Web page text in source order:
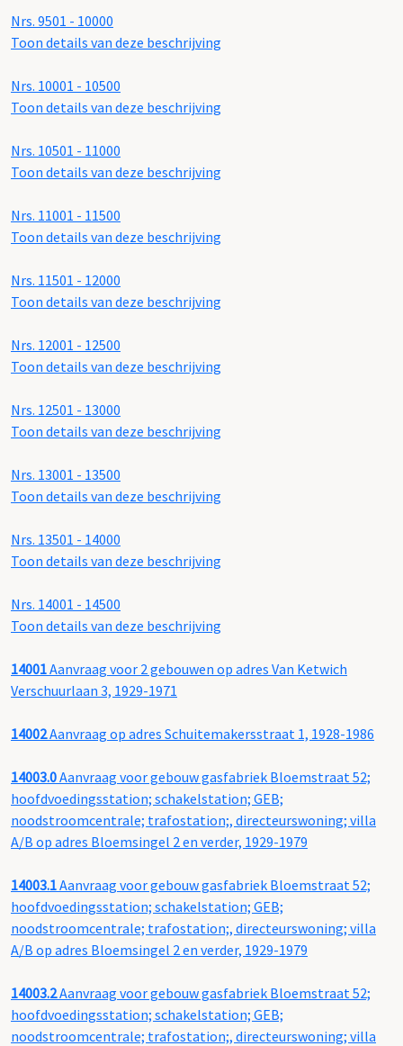
Nrs. 9501 - 10000
Toon details van deze beschrijving
Nrs. 10001 - 10500
Toon details van deze beschrijving
Nrs. 10501 - 11000
Toon details van deze beschrijving
Nrs. 11001 - 11500
Toon details van deze beschrijving
Nrs. 11501 - 12000
Toon details van deze beschrijving
Nrs. 12001 - 12500
Toon details van deze beschrijving
Nrs. 12501 - 13000
Toon details van deze beschrijving
Nrs. 13001 - 13500
Toon details van deze beschrijving
Nrs. 13501 - 14000
Toon details van deze beschrijving
Nrs. 14001 - 14500
Toon details van deze beschrijving
14001Aanvraag voor 2 gebouwen op adres Van Ketwich
Verschuurlaan 3, 1929-1971
14002Aanvraag op adres Schuitemakersstraat 1, 1928-1986
14003.0Aanvraag voor gebouw gasfabriek Bloemstraat 52;
hoofdvoedingsstation; schakelstation; GEB;
noodstroomcentrale; trafostation;, directeurswoning; villa
A/B op adres Bloemsingel 2 en verder, 1929-1979
14003.1Aanvraag voor gebouw gasfabriek Bloemstraat 52;
hoofdvoedingsstation; schakelstation; GEB;
noodstroomcentrale; trafostation;, directeurswoning; villa
A/B op adres Bloemsingel 2 en verder, 1929-1979
14003.2Aanvraag voor gebouw gasfabriek Bloemstraat 52;
hoofdvoedingsstation; schakelstation; GEB;
noodstroomcentrale; trafostation;, directeurswoning; villa